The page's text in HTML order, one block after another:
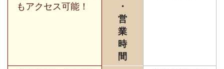
もアクセス可能！
・
営
業
時
間